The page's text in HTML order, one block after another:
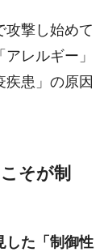
攻撃し始めて
レルギー」
疾患」の原因
そが制
した「制御性